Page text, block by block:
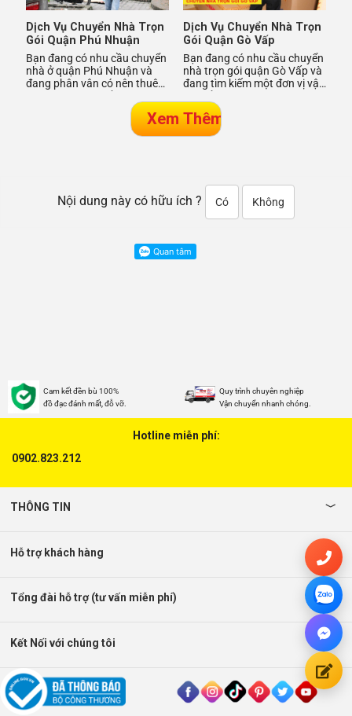
Dịch Vụ Chuyển Nhà Trọn
Gói Quận Phú Nhuận
Bạn đang có nhu cầu chuyển
nhà ở quận Phú Nhuận và
đang phân vân có nên thuê
nghiệp hay không? Vietnam
Dịch Vụ Chuyển Nhà Trọn
Gói Quận Gò Vấp
Bạn đang có nhu cầu chuyển
nhà trọn gói quận Gò Vấp và
đang tìm kiếm một đơn vị vận
đừng bỏ qua Vietnam Mo
Nội dung này có hữu ích ? Có Không
Cam kết đền bù 100%
đồ đạc đánh mất, đỗ vỡ.
Quy trình chuyên nghiệp
Vận chuyển nhanh chóng.
Hotline miễn phí:
0902.823.212
THÔNG TIN
Hỗ trợ khách hàng
Tổng đài hỗ trợ (tư vấn miễn phí)
Kết Nối với chúng tôi